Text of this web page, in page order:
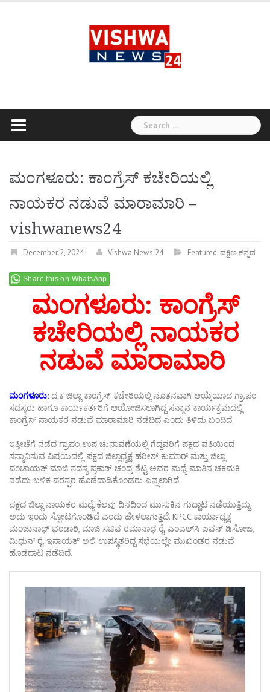
Search
for:
ಮಂಗಳೂರು: ಕಾಂಗ್ರೆಸ್‌ ಕಚೇರಿಯಲ್ಲಿ
ನಾಯಕರ ನಡುವೆ ಮಾರಾಮಾರಿ –
vishwanews24
December 2, 2024 Vishwa News 24 Featured,ದಕ್ಷಿಣ ಕನ್ನಡ
Share this on WhatsApp
ಮಂಗಳೂರು: ಕಾಂಗ್ರೆಸ್‌
ಕಚೇರಿಯಲ್ಲಿ ನಾಯಕರ
ನಡುವೆ ಮಾರಾಮಾರಿ
ಮಂಗಳೂರು: ದ.ಕ ಜಿಲ್ಲಾ ಕಾಂಗ್ರೆಸ್‌ ಕಚೇರಿಯಲ್ಲಿ ನೂತನವಾಗಿ ಆಯ್ಕೆಯಾದ ಗ್ರಾ.ಪಂ‌
ಸದಸ್ಯರು ಹಾಗೂ ಕಾರ್ಯಕರ್ತರಿಗೆ ಆಯೋಜಿಸಲಾಗಿದ್ದ ಸನ್ಮಾನ ಕಾರ್ಯಕ್ರಮದಲ್ಲಿ
ಕಾಂಗ್ರೆಸ್‌ ನಾಯಕರ ನಡುವೆ ಮಾರಾಮಾರಿ ನಡೆದಿದೆ ಎಂದು ತಿಳಿದು ಬಂದಿದೆ.
ಇತ್ತೀಚೆಗೆ ನಡೆದ ಗ್ರಾಪಂ ಉಪ ಚುನಾವಣೆಯಲ್ಲಿ ಗೆದ್ದವರಿಗೆ ಪಕ್ಷದ ವತಿಯಿಂದ
ಸನ್ಮಾನಿಸುವ ವಿಷಯದಲ್ಲಿ ಪಕ್ಷದ ಜಿಲ್ಲಾಧ್ಯಕ್ಷ ಹರೀಶ್ ಕುಮಾರ್ ಮತ್ತು ಜಿಲ್ಲಾ
ಪಂಚಾಯತ್ ಮಾಜಿ ಸದಸ್ಯ ಪ್ರಕಾಶ್ ಚಂದ್ರ ಶೆಟ್ಟಿ ಅವರ ಮಧ್ಯೆ ಮಾತಿನ ಚಕಮಕಿ
ನಡೆದು ಬಳಿಕ ಪರಸ್ಪರ ಹೊಡೆದಾಡಿಕೊಂಡರು ಎನ್ನಲಾಗಿದೆ.
ಪಕ್ಷದ ಜಿಲ್ಲಾ ನಾಯಕರ ಮಧ್ಯೆ ಕೆಲವು ದಿನದಿಂದ ಮುಸುಕಿನ ಗುದ್ದಾಟ ನಡೆಯುತ್ತಿದ್ದು,
ಅದು ಇಂದು ಸ್ಫೋಟಗೊಂಡಿದೆ ಎಂದು ಹೇಳಲಾಗುತ್ತಿದೆ. KPCC ಕಾರ್ಯಾಧ್ಯಕ್ಷ
ಮಂಜುನಾಥ್‌ ಭಂಡಾರಿ, ಮಾಜಿ ಸಚಿವ ರಮಾನಾಥ ರೈ, ಎಂಎಲ್‌ಸಿ ಐವನ್‌ ಡಿಸೋಜ,
ಮಿಥುನ್‌ ರೈ, ಇನಾಯತ್‌ ಅಲಿ ಉಪಸ್ಥಿತರಿದ್ದ ಸಭೆಯಲ್ಲೇ ಮುಖಂಡರ ನಡುವೆ
ಹೊಡೆದಾಟ ನಡೆದಿದೆ.